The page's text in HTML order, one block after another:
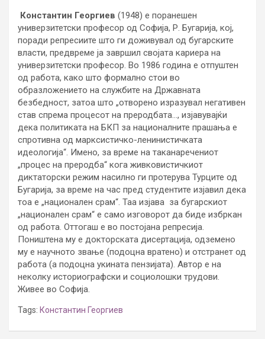
Константин Георгиев (1948) е поранешен
универзитетски професор од Софија, Р. Бугарија, кој,
поради репресиите што ги доживувал од бугарските
власти, предвреме ја завршил својата кариера на
универзитетски професор. Во 1986 година е отпуштен
од работа, како што формално стои во
образложението на службите на Државната
безбедност, затоа што „отворено изразувал негативен
став спрема процесот на преродбата…, изјавувајќи
дека политиката на БКП за националните прашања е
спротивна од марксистичко-ленинистичката
идеологија“. Имено, за време на таканаречениот
„процес на преродба“ кога живковистичкиот
диктаторски режим насилно ги протерува Турците од
Бугарија, за време на час пред студентите изјавил дека
тоа е „национален срам“. Таа изјава за бугарскиот
„национален срам“ е само изговорот да биде избркан
од работа. Оттогаш е во постојана репресија.
Поништена му е докторската дисертација, одземено
му е научното звање (подоцна вратено) и отстранет од
работа (а подоцна укината пензијата). Автор е на
неколку историографски и социолошки трудови.
Живее во Софија.
Tags: Константин Георгиев